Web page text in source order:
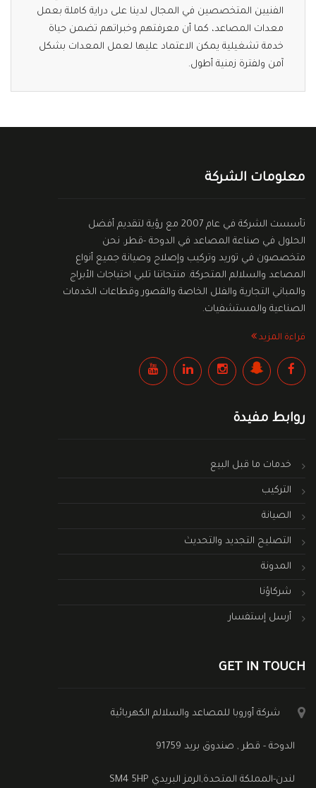
الفنيين المتخصصين في المجال لدينا على دراية كاملة بعمل
معدات المصاعد، كما أن معرفتهم وخبراتهم تضمن حياة
خدمة تشغيلية يمكن الاعتماد عليها لعمل المعدات بشكل
آمن ولفترة زمنية أطول.
معلومات الشركة
تأسست الشركة في عام 2007 مع رؤية لتقديم أفضل
الحلول في صناعة المصاعد في الدوحة -قطر. نحن
متخصصون في توريد وتركيب وإصلاح وصيانة جميع أنواع
المصاعد والسلالم المتحركة. منتجاتنا تلبي احتياجات الأبراج
والمباني التجارية والفلل الخاصة والقصور وقطاعات الخدمات
الصناعية والمستشفيات.
قراءة المزيد
روابط مفيدة
خدمات ما قبل البيع
التركيب
الصيانة
التصليح التجديد والتحديث
المدونة
شركاؤنا
أرسل إستفسار
GET IN TOUCH
شركة أوروبا للمصاعد والسلالم الكهربائية
الدوحة - قطر , صندوق بريد 91759
لندن-المملكة المتحدة,الرمز البريدي SM4 5HP